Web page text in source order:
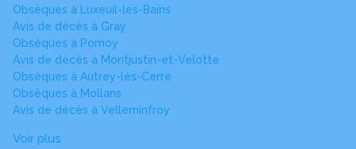
Obsèques à Luxeuil-les-Bains
Avis de décès à Gray
Obsèques à Pomoy
Avis de décès à Montjustin-et-Velotte
Obsèques à Autrey-lès-Cerre
Obsèques à Mollans
Avis de décès à Velleminfroy
Voir plus